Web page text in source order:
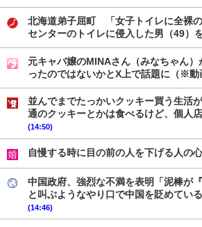
北海道弟子屈町 「女子トイレに全裸
センターのトイレに侵入した男（49
元キャバ嬢のMINAさん（みなちゃん）
ったのではないかとX上で話題に（※動
並んでまでたっかいクッキー買う生活
通のクッキーとかは食べるけど、個人
(14:50)
自慢する時に目の前の人を下げる人の
中国政府、強烈な不満を表明「泥棒が
と叫ぶようなやり口で中国を貶めてい
(14:46)